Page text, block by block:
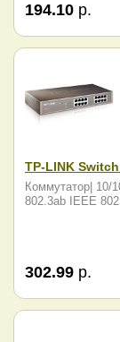
194.10 р.
TP-LINK
Коммутатор| 10/
802.3ab IEEE
302.99 р.